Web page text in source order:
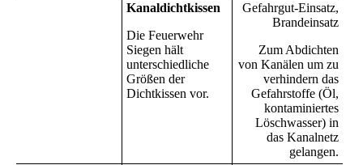
Kanaldichtkissen
Die Feuerwehr
Siegen hält
unterschiedliche
Größen der
Dichtkissen vor.
Gefahrgut-Einsatz,
Brandeinsatz
Zum Abdichten
von Kanälen um zu
verhindern das
Gefahrstoffe (Öl,
kontaminiertes
Löschwasser) in
das Kanalnetz
gelangen.